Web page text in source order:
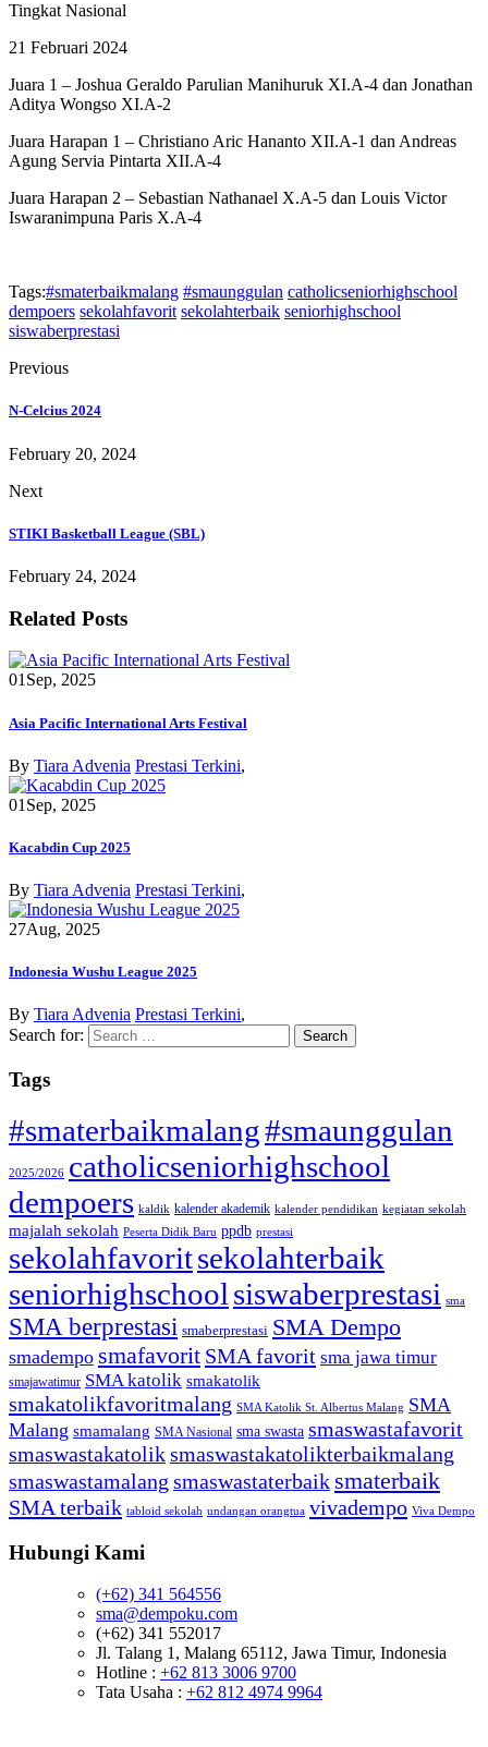
Tingkat Nasional
21 Februari 2024
Juara 1 – Joshua Geraldo Parulian Manihuruk XI.A-4 dan Jonathan
Aditya Wongso XI.A-2
Juara Harapan 1 – Christiano Aric Hananto XII.A-1 dan Andreas
Agung Servia Pintarta XII.A-4
Juara Harapan 2 – Sebastian Nathanael X.A-5 dan Louis Victor
Iswaranimpuna Paris X.A-4
Tags:#smaterbaikmalang #smaunggulan catholicseniorhighschool
dempoers sekolahfavorit sekolahterbaik seniorhighschool
siswaberprestasi
Previous
N-Celcius 2024
February 20, 2024
Next
STIKI Basketball League (SBL)
February 24, 2024
Related Posts
01 Sep, 2025
Asia Pacific International Arts Festival
By Tiara Advenia Prestasi Terkini,
01 Sep, 2025
Kacabdin Cup 2025
By Tiara Advenia Prestasi Terkini,
27Aug, 2025
Indonesia Wushu League 2025
By Tiara Advenia Prestasi Terkini,
Search for:
Tags
#smaterbaikmalang#smaunggulan
2025/2026 catholicseniorhighschool
dempoers kaldik kalender akademik kalender pendidikan kegiatan sekolah
majalah sekolah Peserta Didik Baru ppdb prestasi
sekolahfavoritsekolahterbaik
seniorhighschool siswaberprestasi sma
SMA berprestasi smaberprestasi SMA Dempo
smadempo smafavorit SMA favorit sma jawa timur
smajawatimur SMA katolik smakatolik
smakatolikfavoritmalang SMA Katolik St. Albertus Malang SMA
Malang smamalang SMA Nasional sma swasta smaswastafavorit
smaswastakatoliksmaswastakatolikterbaikmalang
smaswastamalang smaswastaterbaik smaterbaik
SMA terbaik tabloid sekolah undangan orangtua vivadempo Viva Dempo
Hubungi Kami
(+62) 341 564556
sma@dempoku.com
(+62) 341 552017
Jl. Talang 1, Malang 65112, Jawa Timur, Indonesia
Hotline : +62 813 3006 9700
Tata Usaha : +62 812 4974 9964